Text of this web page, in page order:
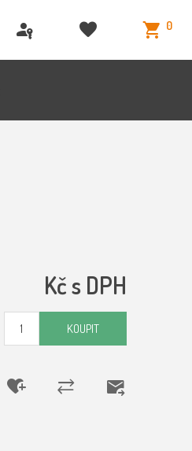
0
Kč s DPH
KOUPIT